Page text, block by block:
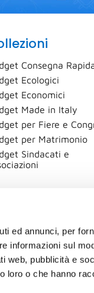
ed annunci, per
informazioni sul
web, pubblicità e
loro o che hanno
Consegna
Ecologici
Economici
Made in Italy
per Fiere e
per Matrimonio
Sindacati e